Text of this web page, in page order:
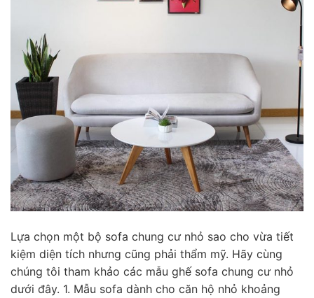
Lựa chọn một bộ sofa chung cư nhỏ sao cho vừa tiết
kiệm diện tích nhưng cũng phải thẩm mỹ. Hãy cùng
chúng tôi tham khảo các mẫu ghế sofa chung cư nhỏ
dưới đây. 1. Mẫu sofa dành cho căn hộ nhỏ khoảng